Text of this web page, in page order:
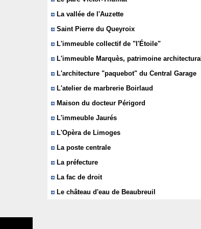
La vallée de l'Auzette
Saint Pierre du Queyroix
L'immeuble collectif de "l'Étoile"
L'immeuble Marquès, patrimoine architectural
L'architecture "paquebot" du Central Garage
L'atelier de marbrerie Boirlaud
Maison du docteur Périgord
L'immeuble Jaurés
L'Opèra de Limoges
La poste centrale
La préfecture
La fac de droit
Le château d'eau de Beaubreuil